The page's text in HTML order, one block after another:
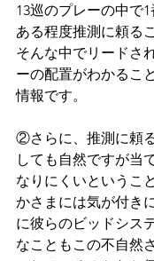
13巡のプレーの中で1
ある程度推測に頼る
そんな中でリードさ
ーの配置がわかるこ
情報です。
②さらに、推測に頼
しても自然ですが当
なりにくいというこ
かさまには気が付き
に彼らのビッドシス
なこともこの不自然